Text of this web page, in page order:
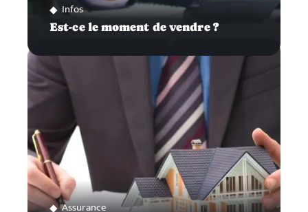
Infos
Est-ce le moment de vendre ?
Assurance